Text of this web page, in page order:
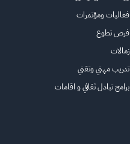
فعاليات ومؤتمرات
فرص تطوع
زمالات
تدريب مهني وتقني
برامج تبادل ثقافي و اقامات